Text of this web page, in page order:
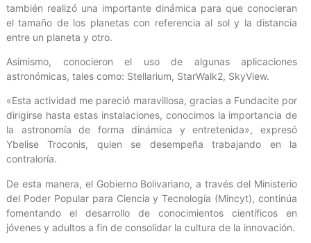
también realizó una importante dinámica para que conocieran
el tamaño de los planetas con referencia al sol y la distancia
entre un planeta y otro.
Asimismo, conocieron el uso de algunas aplicaciones
astronómicas, tales como: Stellarium, StarWalk2, SkyView.
«Esta actividad me pareció maravillosa, gracias a Fundacite por
dirigirse hasta estas instalaciones, conocimos la importancia de
la astronomía de forma dinámica y entretenida», expresó
Ybelise Troconis, quien se desempeña trabajando en la
contraloría.
De esta manera, el Gobierno Bolivariano, a través del Ministerio
del Poder Popular para Ciencia y Tecnología (Mincyt), continúa
fomentando el desarrollo de conocimientos científicos en
jóvenes y adultos a fin de consolidar la cultura de la innovación.